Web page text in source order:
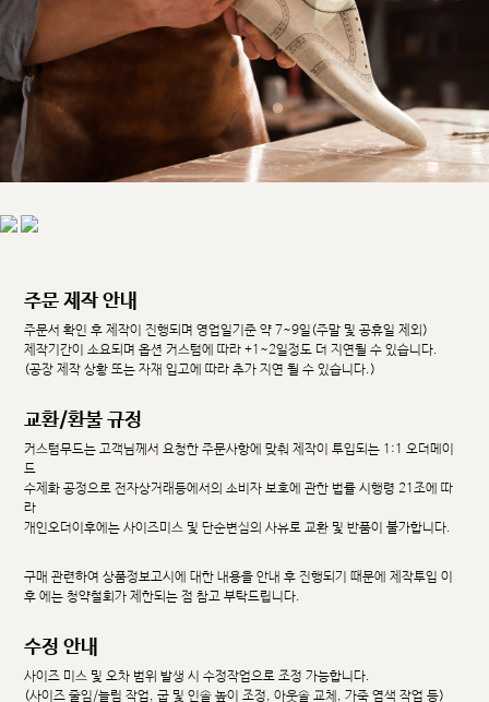
주문 제작 안내
주문서 확인 후 제작이 진행되며 영업일기준 약 7~9일(주말 및 공휴일 제외)
제작기간이 소요되며 옵션 커스텀에 따라 +1~2일정도 더 지연될 수 있습니다.
(공장 제작 상황 또는 자재 입고에 따라 추가 지연 될 수 있습니다.)
교환/환불 규정
커스텀무드는 고객님께서 요청한 주문사항에 맞춰 제작이 투입되는 1:1 오더메이
드
수제화 공정으로 전자상거래등에서의 소비자 보호에 관한 법률 시행령 21조에 따
라
개인오더이후에는 사이즈미스 및 단순변심의 사유로 교환 및 반품이 불가합니다.
구매 관련하여 상품정보고시에 대한 내용을 안내 후 진행되기 때문에 제작투입 이
후 에는 청약철회가 제한되는 점 참고 부탁드립니다.
수정 안내
사이즈 미스 및 오차 범위 발생 시 수정작업으로 조정 가능합니다.
(사이즈 줄임/늘림 작업, 굽 및 인솔 높이 조정, 아웃솔 교체, 가죽 염색 작업 등)